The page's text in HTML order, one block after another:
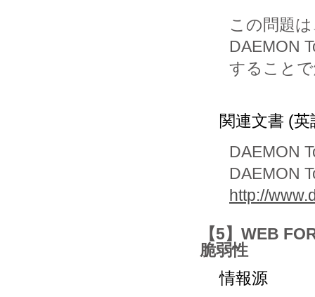
この問題
DAEMON
すること
関連文書 (英
DAEMON
DAEMON
http://
【5】WEB
脆弱性
情報源